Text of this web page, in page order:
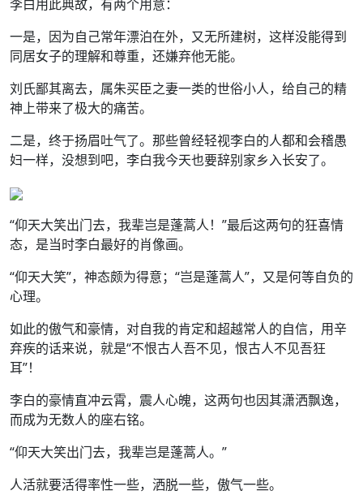
李白用此典故，有两个用意：
一是，因为自己常年漂泊在外，又无所建树，这样没能得到
同居女子的理解和尊重，还嫌弃他无能。
刘氏鄙其离去，属朱买臣之妻一类的世俗小人，给自己的精
神上带来了极大的痛苦。
二是，终于扬眉吐气了。那些曾经轻视李白的人都和会稽愚
妇一样，没想到吧，李白我今天也要辞别家乡入长安了。
“仰天大笑出门去，我辈岂是蓬蒿人！”最后这两句的狂喜情
态，是当时李白最好的肖像画。
“仰天大笑”，神态颇为得意；“岂是蓬蒿人”，又是何等自负的
心理。
如此的傲气和豪情，对自我的肯定和超越常人的自信，用辛
弃疾的话来说，就是“不恨古人吾不见，恨古人不见吾狂
耳”！
李白的豪情直冲云霄，震人心魄，这两句也因其潇洒飘逸，
而成为无数人的座右铭。
“仰天大笑出门去，我辈岂是蓬蒿人。”
人活就要活得率性一些，洒脱一些，傲气一些。